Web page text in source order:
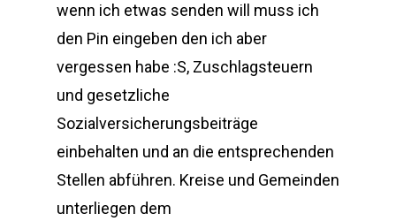
wenn ich etwas senden will muss ich
den Pin eingeben den ich aber
vergessen habe :S, Zuschlagsteuern
und gesetzliche
Sozialversicherungsbeiträge
einbehalten und an die entsprechenden
Stellen abführen. Kreise und Gemeinden
unterliegen dem